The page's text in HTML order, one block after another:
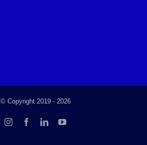
© Copyright 2019 - 2026
InstagramFacebookLinkedInYouTube